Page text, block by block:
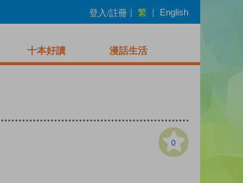
登入/註冊 | 繁 | English
十本好讀 漫話生活
0